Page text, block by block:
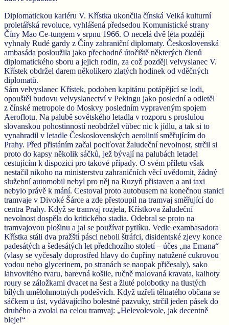
Diplomatickou kariéru V. Křístka ukončila čínská Velká kulturní
proletářská revoluce, vyhlášená předsedou Komunistické strany
Číny Mao Ce-tungem v srpnu 1966. O necelá dvě léta později
vyhnaly Rudé gardy z Číny zahraniční diplomaty. Československá
ambasáda posloužila jako přechodné útočiště některých členů
diplomatického sboru a jejich rodin, za což později velvyslanec V.
Křístek obdržel darem několikero zlatých hodinek od vděčných
diplomatů.
Sám velvyslanec Křístek, podoben kapitánu potápějící se lodi,
opouštěl budovu velvyslanectví v Pekingu jako poslední a odletěl
z čínské metropole do Moskvy posledním vypraveným spojem
Aeroflotu. Na palubě sovětského letadla v rozporu s proslulou
slovanskou pohostinností neobdržel vůbec nic k jídlu, a tak si to
vynahradil v letadle Československých aerolinií směřujícím do
Prahy. Před přistáním začal pociťovat žaludeční nevolnost, strčil si
proto do kapsy několik sáčků, jež bývají na palubách letadel
cestujícím k dispozici pro takové případy. O svém příletu však
nestačil nikoho na ministerstvu zahraničních věcí uvědomit, žádný
služební automobil nebyl pro něj na Ruzyň přistaven a ani taxi
nebylo právě k mání. Cestoval proto autobusem na konečnou stanici
tramvaje v Divoké Šárce a zde přestoupil na tramvaj směřující do
centra Prahy. Když se tramvaj rozjela, Křístkova žaludeční
nevolnost dospěla do kritického stadia. Odebral se proto na
tramvajovou plošinu a jal se používat pytlíku. Vedle exambasadora
Křístka stáli dva pražští pásci neboli štráfci, disidentské zjevy konce
padesátých a šedesátých let předchozího století – účes „na Emana“
(vlasy se vyčesaly doprostřed hlavy do čupřiny natužené cukrovou
vodou nebo glycerinem, po stranách se naopak přičesaly), sako
lahvovitého tvaru, barevná košile, ručně malovaná kravata, kalhoty
roury se záložkami dvacet na šest a žluté polobotky na tlustých
bílých umělohmotných podešvích. Když uzřeli tělnatého občana se
sáčkem u úst, vydávajícího bolestné pazvuky, strčil jeden pásek do
druhého a zvolal na celou tramvaj: „Helevolevole, jak decentně
bleje!“